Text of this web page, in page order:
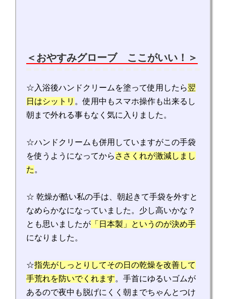
＜おやすみグローブ ここがいい！＞
☆入浴後ハンドクリームを塗って使用したら翌
日はシットリ 。使用中もスマホ操作も出来るし
朝まで外れる事もなく気に入りました。
☆ハンドクリームも併用していますがこの手袋
を使うようになってから ささくれが激減しまし
た 。
☆ 乾燥が酷い私の手は、朝起きて手袋を外すと
なめらかなになっていました。少し高いかな？
とも思いましたが 「日本製」というのが決め手
になりました。
☆指先がしっとりしてその日の乾燥を改善して
手荒れを防いでくれます。手首にゆるいゴムが
あるので夜中も脱げにくく朝までちゃんとつけ